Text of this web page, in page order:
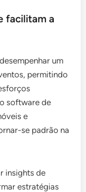
facilitam a
um
permitindo
software de
e
se padrão na
insights de
estratégias